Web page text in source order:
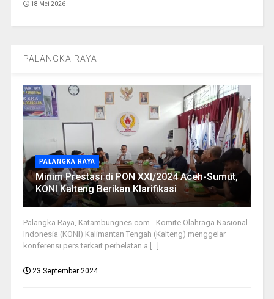
18 Mei 2026
PALANGKA RAYA
PALANGKA RAYA
Minim Prestasi di PON XXI/2024 Aceh-Sumut,
KONI Kalteng Berikan Klarifikasi
Palangka Raya, Katambungnes.com - Komite Olahraga Nasional
Indonesia (KONI) Kalimantan Tengah (Kalteng) menggelar
konferensi pers terkait perhelatan a [...]
23 September 2024